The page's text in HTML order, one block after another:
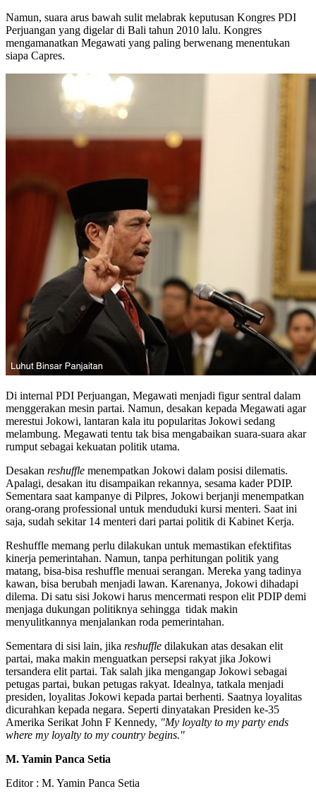
Namun, suara arus bawah sulit melabrak keputusan Kongres PDI
Perjuangan yang digelar di Bali tahun 2010 lalu. Kongres
mengamanatkan Megawati yang paling berwenang menentukan
siapa Capres.
Di internal PDI Perjuangan, Megawati menjadi figur sentral dalam
menggerakan mesin partai. Namun, desakan kepada Megawati agar
merestui Jokowi, lantaran kala itu popularitas Jokowi sedang
melambung. Megawati tentu tak bisa mengabaikan suara-suara akar
rumput sebagai kekuatan politik utama.
Desakan reshuffle menempatkan Jokowi dalam posisi dilematis.
Apalagi, desakan itu disampaikan rekannya, sesama kader PDIP.
Sementara saat kampanye di Pilpres, Jokowi berjanji menempatkan
orang-orang professional untuk menduduki kursi menteri. Saat ini
saja, sudah sekitar 14 menteri dari partai politik di Kabinet Kerja.
Reshuffle memang perlu dilakukan untuk memastikan efektifitas
kinerja pemerintahan. Namun, tanpa perhitungan politik yang
matang, bisa-bisa reshuffle menuai serangan. Mereka yang tadinya
kawan, bisa berubah menjadi lawan. Karenanya, Jokowi dihadapi
dilema. Di satu sisi Jokowi harus mencermati respon elit PDIP demi
menjaga dukungan politiknya sehingga tidak makin
menyulitkannya menjalankan roda pemerintahan.
Sementara di sisi lain, jika reshuffle dilakukan atas desakan elit
partai, maka makin menguatkan persepsi rakyat jika Jokowi
tersandera elit partai. Tak salah jika mengangap Jokowi sebagai
petugas partai, bukan petugas rakyat. Idealnya, tatkala menjadi
presiden, loyalitas Jokowi kepada partai berhenti. Saatnya loyalitas
dicurahkan kepada negara. Seperti dinyatakan Presiden ke-35
Amerika Serikat John F Kennedy, "My loyalty to my party ends
where my loyalty to my country begins."
M. Yamin Panca Setia
Editor : M. Yamin Panca Setia